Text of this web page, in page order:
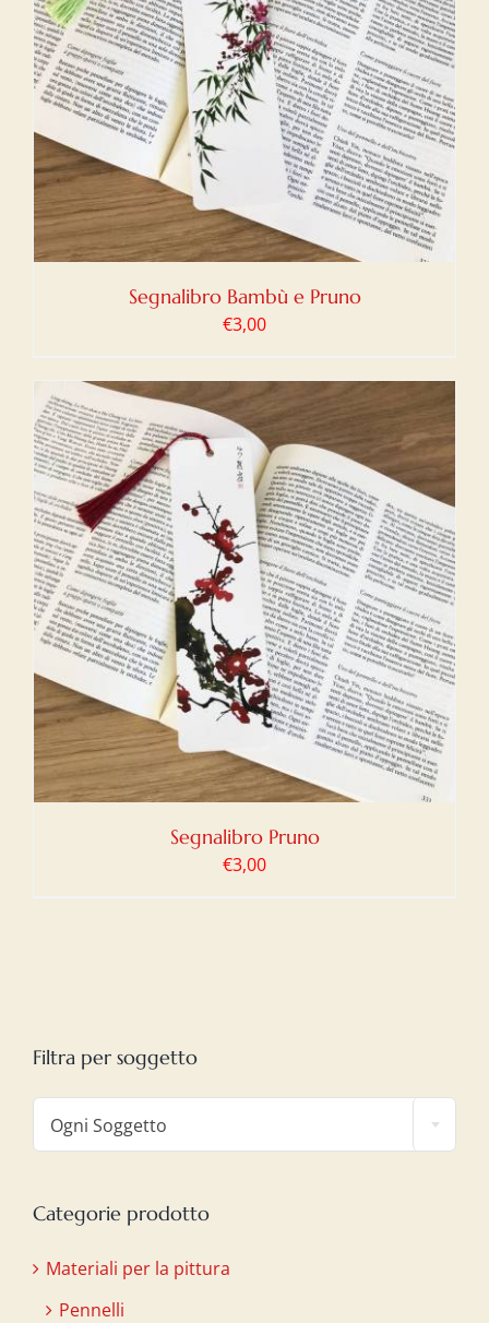
Segnalibro Bambù e Pruno
€3,00
Segnalibro Pruno
€3,00
Filtra per soggetto
Ogni Soggetto
Categorie prodotto
Materiali per la pittura
Pennelli